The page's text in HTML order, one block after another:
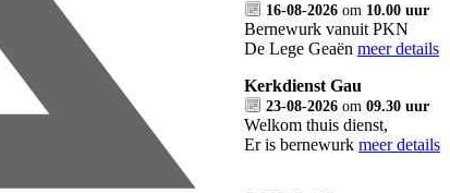
16-08-2026 om 10.00 uur
Bernewurk vanuit PKN
De Lege Geaën meer details
Kerkdienst Gau
23-08-2026 om 09.30 uur
Welkom thuis dienst,
Er is bernewurk meer details